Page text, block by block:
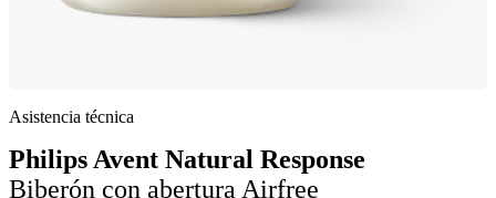
Asistencia técnica
Philips Avent Natural Response
Biberón con abertura Airfree